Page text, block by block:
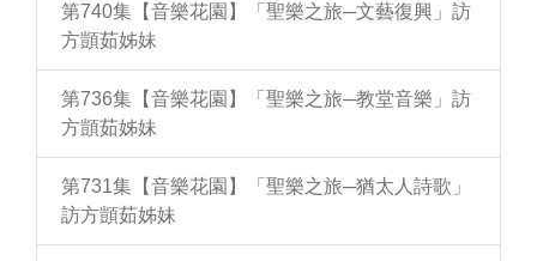
第740集【音樂花園】「聖樂之旅─文藝復興」訪
方顗茹姊妹
第736集【音樂花園】「聖樂之旅─教堂音樂」訪
方顗茹姊妹
第731集【音樂花園】「聖樂之旅─猶太人詩歌」
訪方顗茹姊妹